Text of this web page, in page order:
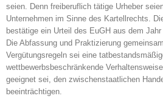
seien. Denn freiberuflich tätige Urheber
Unternehmen im Sinne des Kartellrechts.
bestätige ein Urteil des EuGH aus dem Jahr
Die Abfassung und Praktizierung
Vergütungsregeln sei eine
wettbewerbsbeschränkende
geeignet sei, den zwischenstaatlichen
beeinträchtigen.